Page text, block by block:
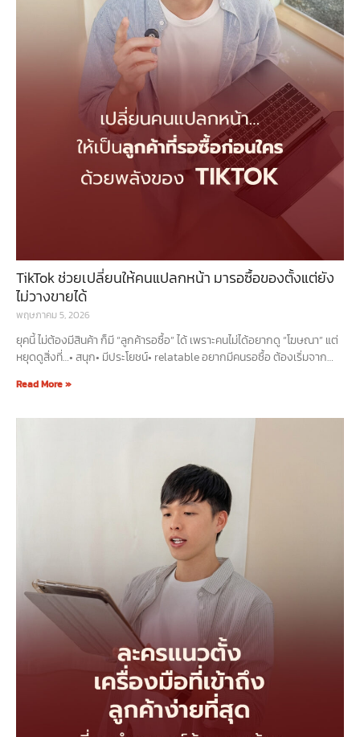
TikTok ช่วยเปลี่ยนให้คนแปลกหน้า มารอซื้อของตั้งแต่ยัง
ไม่วางขายได้
พฤษภาคม 5, 2026
ยุคนี้ ไม่ต้องมีสินค้า ก็มี “ลูกค้ารอซื้อ” ได้ เพราะคนไม่ได้อยากดู “โฆษณา” แต่
หยุดดูสิ่งที่…• สนุก• มีประโยชน์• relatable อยากมีคนรอซื้อ ต้องเริ่มจาก
Read More »